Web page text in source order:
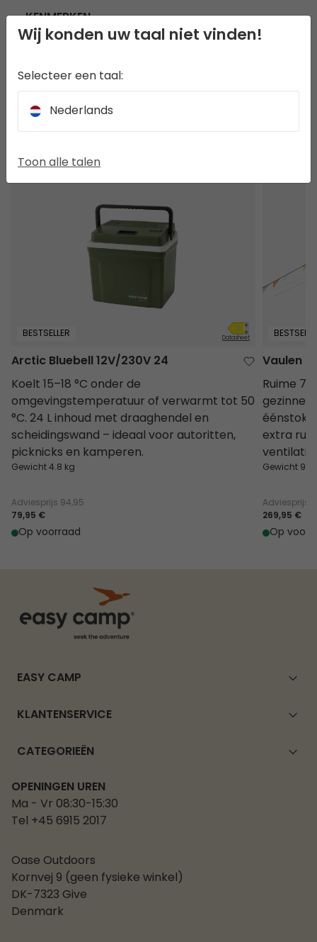
KENMERKEN
Arctic Bluebell​ 12V/230V 24
Datasheet
BESTSELLER
Arctic Bluebell​ 12V/230V 24
Koelt 15–18 °C onder de
omgevingstemperatuur of verwarmt tot 50
°C. 24 L inhoud met draaghendel en
scheidingswand – ideaal voor autoritten,
picknicks en kamperen.
Gewicht 4.8 kg
Adviesprijs 94,95
79,95 €
Op voorraad
Vaulen
Ruime
gezinnen
extra
ventilatie
Gewicht
Adviesprijs
269,95 €
Op
EASY CAMP
KLANTENSERVICE
CATEGORIEËN
OPENINGEN UREN
Ma - Vr 08:30-15:30
Tel +45 6915 2017
Oase Outdoors
Kornvej 9 (geen fysieke winkel)
DK-7323 Give
Denmark
Wij konden uw taal niet vinden!
Selecteer een taal:
Nederlands
Toon alle talen